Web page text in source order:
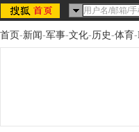
首页-新闻-军事-文化-历史-体育-